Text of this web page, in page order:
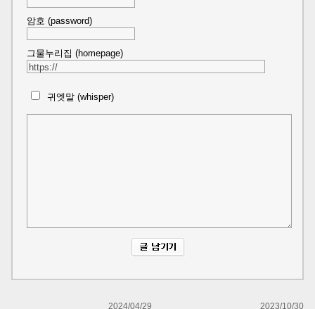
암호 (password)
그물누리집 (homepage)
귀엣말 (whisper)
2024/04/29 2023/10/30